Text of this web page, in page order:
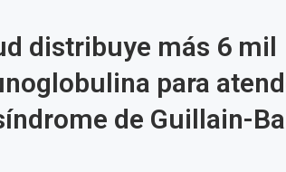
distribuye más 6 mil
para
de Guillain-